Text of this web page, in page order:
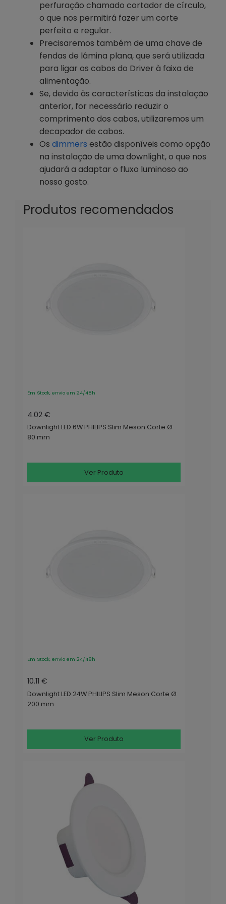
perfuração chamado cortador de círculo,
o que nos permitirá fazer um corte
perfeito e regular.
Precisaremos também de uma chave de
fendas de lâmina plana, que será utilizada
para ligar os cabos do Driver à faixa de
alimentação.
Se, devido às características da instalação
anterior, for necessário reduzir o
comprimento dos cabos, utilizaremos um
decapador de cabos.
Os dimmers estão disponíveis como opção
na instalação de uma downlight, o que nos
ajudará a adaptar o fluxo luminoso ao
nosso gosto.
Produtos recomendados
Em Stock, envio em 24/48h
4.02 €
Downlight LED 6W PHILIPS Slim Meson Corte Ø
80 mm
Ver Produto
Em Stock, envio em 24/48h
10.11 €
Downlight LED 24W PHILIPS Slim Meson Corte Ø
200 mm
Ver Produto